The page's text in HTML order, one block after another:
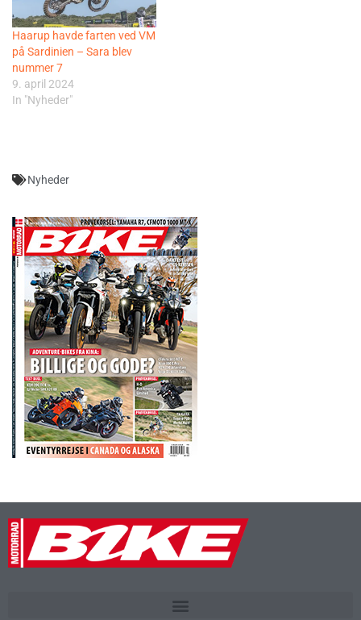
Haarup havde farten ved VM
på Sardinien – Sara blev
nummer 7
9. april 2024
In "Nyheder"
Nyheder